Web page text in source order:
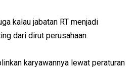
kalau jabatan RT menjadi
dari dirut perusahaan.
karyawannya lewat peraturan